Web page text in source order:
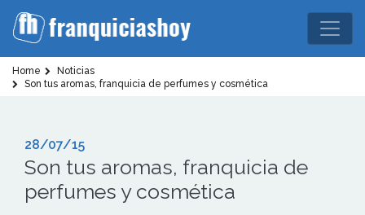
Home
Noticias
Son tus aromas, franquicia de perfumes y cosmética
28/07/15
Son tus aromas, franquicia de
perfumes y cosmética